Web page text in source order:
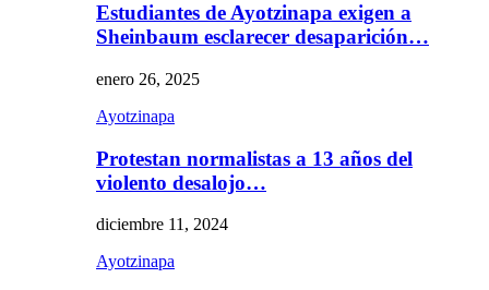
Estudiantes de Ayotzinapa exigen a
Sheinbaum esclarecer desaparición…
enero 26, 2025
Ayotzinapa
Protestan normalistas a 13 años del
violento desalojo…
diciembre 11, 2024
Ayotzinapa